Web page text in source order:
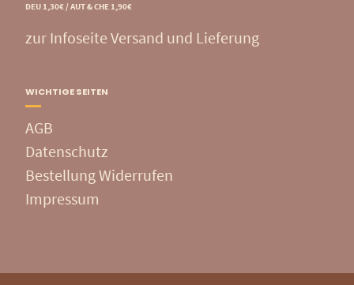
DEU 1,30€ / AUT & CHE 1,90€
zur Infoseite Versand und Lieferung
WICHTIGE SEITEN
AGB
Datenschutz
Bestellung Widerrufen
Impressum